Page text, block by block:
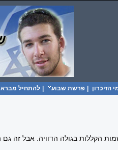
הזיכרון פרשת שבוע להתחיל
הקללות בגולה הדוויה. אבל זה